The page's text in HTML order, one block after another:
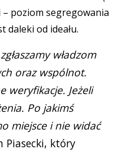
poziom segregowania
daleki od ideału.
władzom
oraz wspólnot.
weryfikacje. Jeżeli
Po jakimś
miejsce i nie widać
Piasecki, który